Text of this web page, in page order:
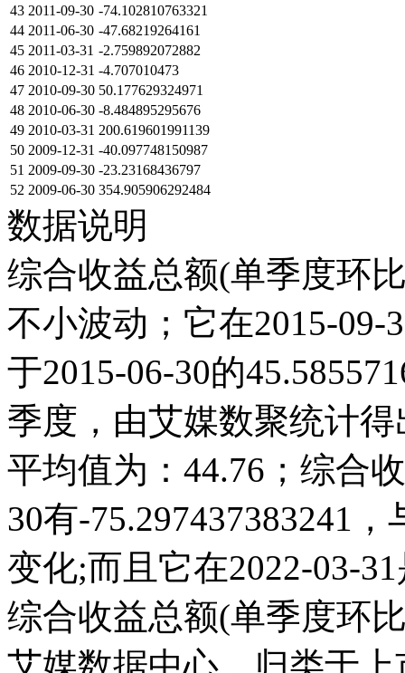
43 2011-09-30 -74.102810763321
44 2011-06-30 -47.68219264161
45 2011-03-31 -2.759892072882
46 2010-12-31 -4.707010473
47 2010-09-30 50.177629324971
48 2010-06-30 -8.484895295676
49 2010-03-31 200.619601991139
50 2009-12-31 -40.097748150987
51 2009-09-30 -23.23168436797
52 2009-06-30 354.905906292484
数据说明
综合收益总额(单季度环
不小波动；它在2015-09-
于2015-06-30的
季度，由艾媒数聚统计得
平均值为：44.76；综合
30有-75.297437383241
变化;而且它在2022-03-
综合收益总额(单季度环